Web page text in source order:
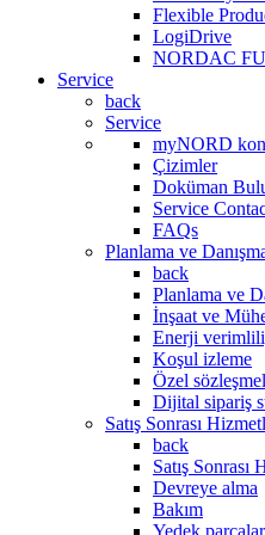
Flexible
LogiDrive
NORDAC
Service
back
Service
myNORD
Çizimler
Doküman
Service
FAQs
Planlama ve
back
Planlama ve
İnşaat ve
Enerji
Koşul izleme
Özel
Dijital sipariş
Satış Sonrası
back
Satış Sonrası
Devreye alma
Bakım
Yedek parçalar